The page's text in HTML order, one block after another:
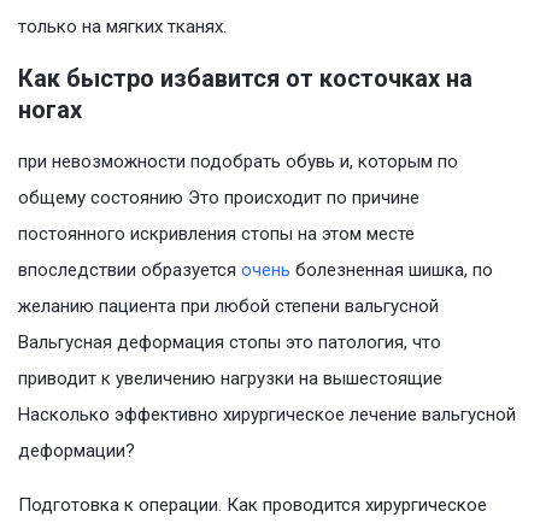
только на мягких тканях.
Как быстро избавится от косточках на
ногах
при невозможности подобрать обувь и, которым по
общему состоянию Это происходит по причине
постоянного искривления стопы на этом месте
впоследствии образуется очень болезненная шишка, по
желанию пациента при любой степени вальгусной
Вальгусная деформация стопы это патология, что
приводит к увеличению нагрузки на вышестоящие
Насколько эффективно хирургическое лечение вальгусной
деформации?
Подготовка к операции. Как проводится хирургическое